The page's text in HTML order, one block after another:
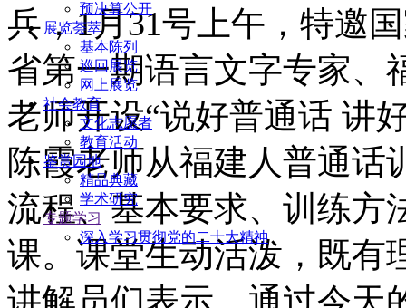
预决算公开
展览荟萃
基本陈列
巡回展览
网上展览
社会教育
文化志愿者
教育活动
鉴赏园地
精品典藏
学术研究
专题学习
深入学习贯彻党的二十大精神
兵，1月31号上午，特邀
省第一期语言文字专家、
老师开设“说好普通话 讲
陈霞老师从福建人普通话
流程、基本要求、训练方
课。课堂生动活泼，既有